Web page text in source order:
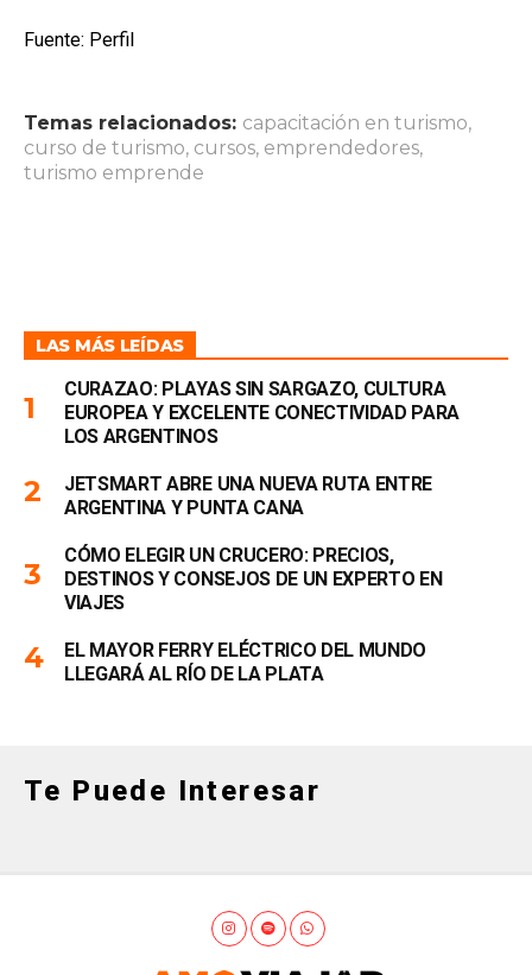
Fuente: Perfil
Temas relacionados: capacitación en turismo,
curso de turismo, cursos, emprendedores,
turismo emprende
LAS MÁS LEÍDAS
CURAZAO: PLAYAS SIN SARGAZO, CULTURA
EUROPEA Y EXCELENTE CONECTIVIDAD PARA
LOS ARGENTINOS
JETSMART ABRE UNA NUEVA RUTA ENTRE
ARGENTINA Y PUNTA CANA
CÓMO ELEGIR UN CRUCERO: PRECIOS,
DESTINOS Y CONSEJOS DE UN EXPERTO EN
VIAJES
EL MAYOR FERRY ELÉCTRICO DEL MUNDO
LLEGARÁ AL RÍO DE LA PLATA
Te Puede Interesar